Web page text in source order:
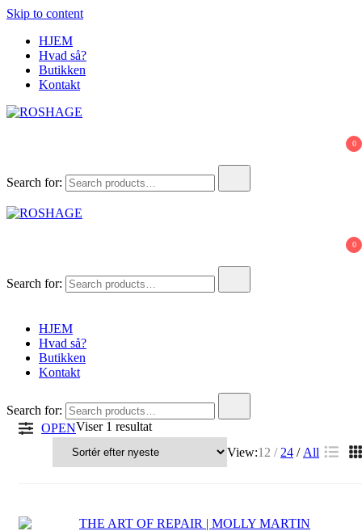
Skip to content
HJEM
Hvad så?
Butikken
Kontakt
0
Search for:
0
Search for:
HJEM
Hvad så?
Butikken
Kontakt
Search for:
OPENViser 1 resultat
View:12 24 All